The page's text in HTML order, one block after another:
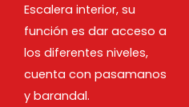
Escalera interior, su
función es dar acceso a
los diferentes niveles,
cuenta con pasamanos
y barandal.